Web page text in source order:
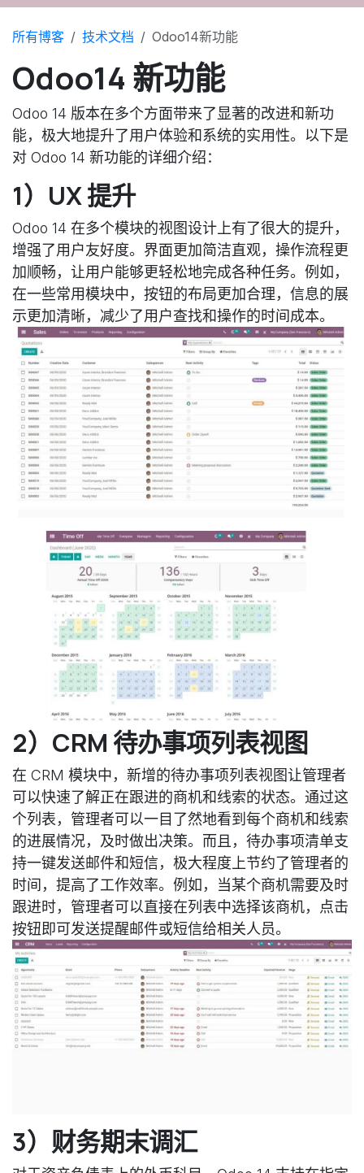
所有博客 技术文档 Odoo14新功能
Odoo14 新功能
Odoo 14 版本在多个方面带来了显著的改进和新功
能，极大地提升了用户体验和系统的实用性。以下是
对 Odoo 14 新功能的详细介绍：
1）UX 提升
Odoo 14 在多个模块的视图设计上有了很大的提升，
增强了用户友好度。界面更加简洁直观，操作流程更
加顺畅，让用户能够更轻松地完成各种任务。例如，
在一些常用模块中，按钮的布局更加合理，信息的展
示更加清晰，减少了用户查找和操作的时间成本。
2）CRM 待办事项列表视图
在 CRM 模块中，新增的待办事项列表视图让管理者
可以快速了解正在跟进的商机和线索的状态。通过这
个列表，管理者可以一目了然地看到每个商机和线索
的进展情况，及时做出决策。而且，待办事项清单支
持一键发送邮件和短信，极大程度上节约了管理者的
时间，提高了工作效率。例如，当某个商机需要及时
跟进时，管理者可以直接在列表中选择该商机，点击
按钮即可发送提醒邮件或短信给相关人员。
3）财务期末调汇